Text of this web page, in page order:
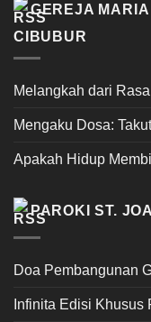
GEREJA
CIBUBUR
Melangkah dari
Mengaku Dosa:
Apakah Hidup
PAROKI ST.
Doa Pembangunan
Infinita Edisi Khusus